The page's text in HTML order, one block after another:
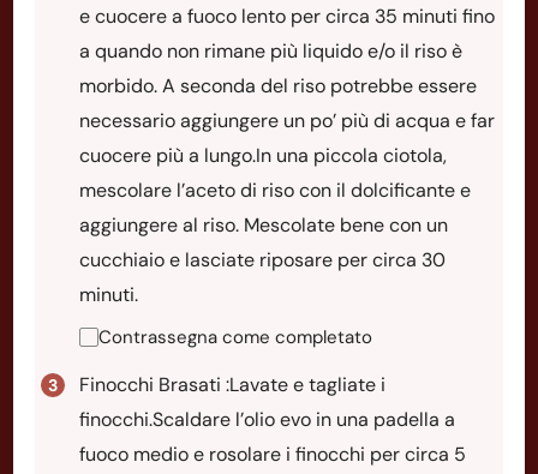
e cuocere a fuoco lento per circa 35 minuti fino
a quando non rimane più liquido e/o il riso è
morbido. A seconda del riso potrebbe essere
necessario aggiungere un po’ più di acqua e far
cuocere più a lungo.In una piccola ciotola,
mescolare l’aceto di riso con il dolcificante e
aggiungere al riso. Mescolate bene con un
cucchiaio e lasciate riposare per circa 30
minuti.
Contrassegna come completato
Finocchi Brasati :Lavate e tagliate i
finocchi.Scaldare l’olio evo in una padella a
fuoco medio e rosolare i finocchi per circa 5